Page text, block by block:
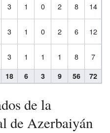
3 1 0 2 8 14
3 1 0 2 6 12
3 1 1 1 8 7
18 6 3 9 56 72
de la
de Azerbaiyán